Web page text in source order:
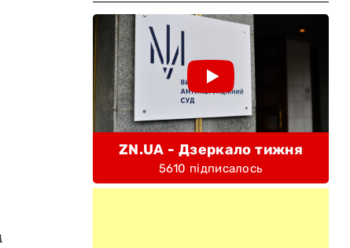
ZN.UA - Дзеркало тижня
5610 підписалось